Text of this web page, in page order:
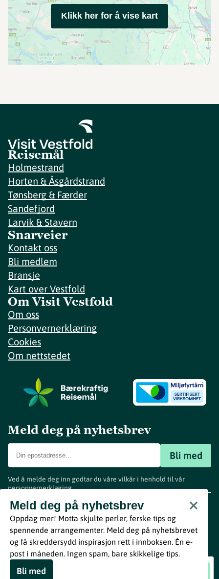
Klikk her for å vise kart
«Musikalsk tapas» med Diana Moisejenkaite
Reisemål
Holmestrand
Horten & Åsgårdstrand
Tønsberg & Færder
Sandefjord
Larvik & Stavern
Snarveier
Kontakt oss
Bli medlem
Bransje
Kart over Vestfold
Om Visit Vestfold
Om oss
Personvernerklæring
Cookies
Om nettstedet
Meld deg på nyhetsbrev
Bli med
Ved å melde deg inn godtar du våre vilkår i henhold til vår
personvernerklæring.
Meld deg på nyhetsbrev
Oppdag mer! Motta skjulte perler, ferske tips og
spennende arrangementer. Meld deg på nyhetsbrevet
og få skreddersydd inspirasjon rett i innboksen. Én e-
post i måneden. Ingen spam, bare skikkelige tips.
Bli med
www.visitvestfold.com
Turistinformasjon
Vestfold Fylkeskommune
ByBreakfast